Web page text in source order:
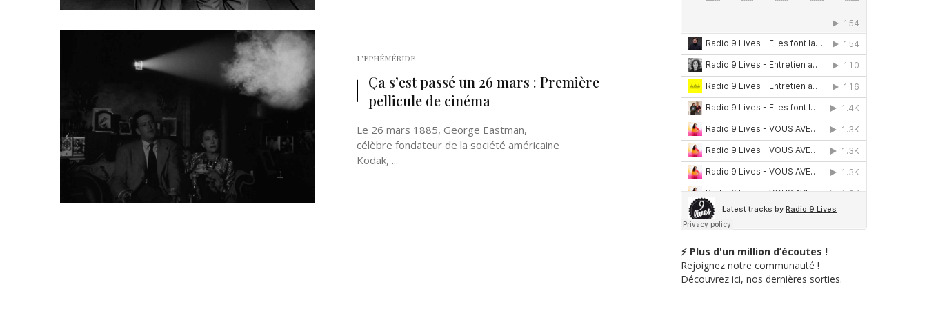
L'EPHÉMÉRIDE
Ça s’est passé un 26 mars : Première
pellicule de cinéma
Le 26 mars 1885, George Eastman,
célèbre fondateur de la société américaine
Kodak, ...
⚡ Plus d'un million d’écoutes !
Rejoignez notre communauté !
Découvrez ici, nos dernières sorties.